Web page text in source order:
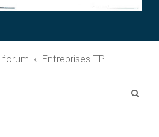
forum
Entreprises-TP